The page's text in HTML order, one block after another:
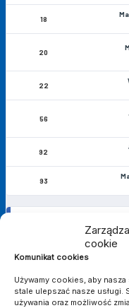
cookie
Komunikat cookies
Używamy cookies, aby nasza
stale ulepszać nasze usługi.
używania oraz możliwość
18
20
22
56
92
93
MATCH STATS
0